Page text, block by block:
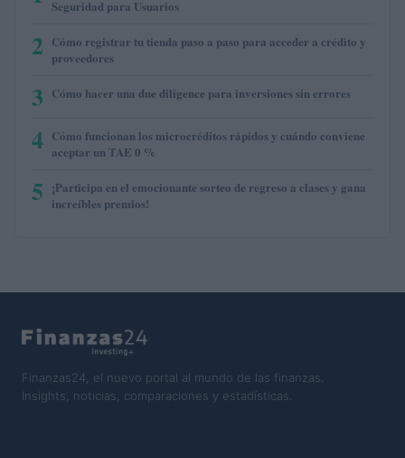
Seguridad para Usuarios
2 Cómo registrar tu tienda paso a paso para acceder a crédito y
proveedores
3 Cómo hacer una due diligence para inversiones sin errores
4 Cómo funcionan los microcréditos rápidos y cuándo conviene
aceptar un TAE 0 %
5 ¡Participa en el emocionante sorteo de regreso a clases y gana
increíbles premios!
Finanzas24, el nuevo portal al mundo de las finanzas.
Insights, noticias, comparaciones y estadísticas.